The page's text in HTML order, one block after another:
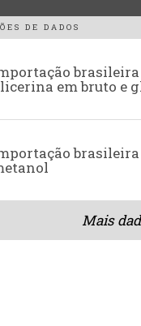
DE DADOS
brasileira
em bruto e
brasileira
Mais